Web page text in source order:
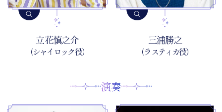
立花慎之介
（シャイロック役）
三浦勝之
（ラスティカ役）
演奏